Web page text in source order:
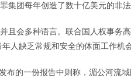
团每年创造了数十亿美元的非法
且会多种语言。联合国人权事务
人缺乏常规和安全的体面工作机会
布的一份报告中则称，湄公河流